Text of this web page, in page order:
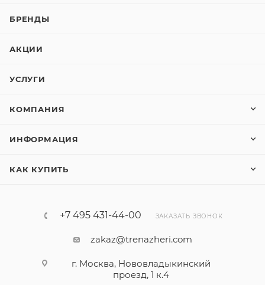
БРЕНДЫ
АКЦИИ
УСЛУГИ
КОМПАНИЯ
ИНФОРМАЦИЯ
КАК КУПИТЬ
+7 495 431-44-00 ЗАКАЗАТЬ ЗВОНОК
zakaz@trenazheri.com
г. Москва, Нововладыкинский
проезд, 1 к.4